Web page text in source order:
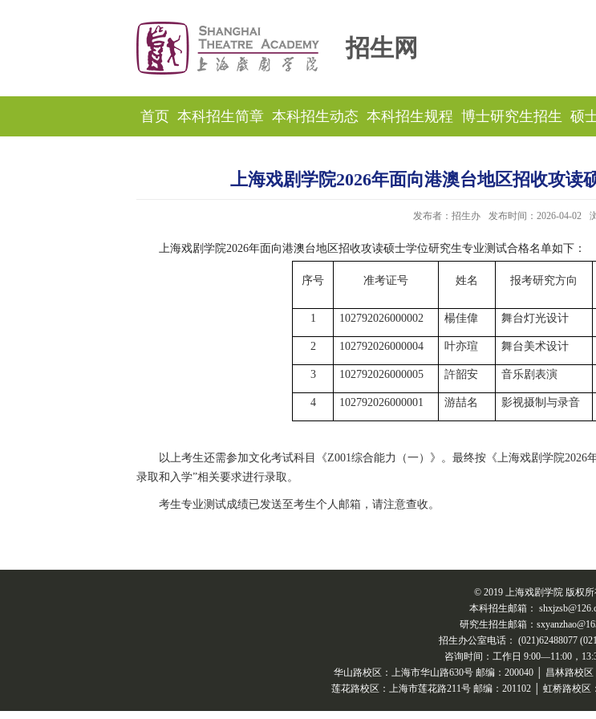
招生网
首页 本科招生简章 本科招生动态 本科招生规程 博士研究生招生 硕
上海戏剧学院2026年面向港澳台地区招收攻读
发布者：招生办 发布时间：2026-04-02
上海戏剧学院2026年面向港澳台地区招收攻读硕士学位研究生专业测试合格名单如下：
序号 准考证号 姓名 报考研究方向
1 102792026000002 楊佳偉 舞台灯光设计
2 102792026000004 叶亦瑄 舞台美术设计
3 102792026000005 許韶安 音乐剧表演
4 102792026000001 游喆名 影视摄制与录音
以上考生还需参加文化考试科目《Z001综合能力（一）》。最终按《上海戏剧学院2026
录取和入学”相关要求进行录取。
考生专业测试成绩已发送至考生个人邮箱，请注意查收。
© 2019 上海戏剧学院 版权
本科招生邮箱：
研究生招生邮箱：
招生办公室电话： (021)62488077
咨询时间：工作日 9:00—11:00，
华山路校区：上海市华山路630号 邮编：200040 │ 昌林路校
莲花路校区：上海市莲花路211号 邮编：201102 │ 虹桥路校区